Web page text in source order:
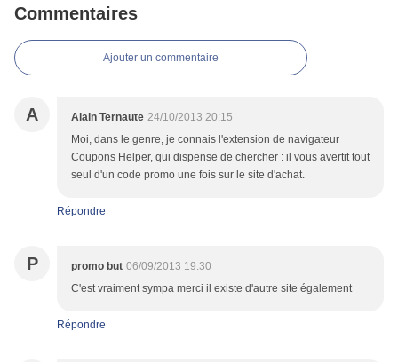
Commentaires
Ajouter un commentaire
A Alain Ternaute 24/10/2013 20:15
Moi, dans le genre, je connais l'extension de navigateur
Coupons Helper, qui dispense de chercher : il vous avertit tout
seul d'un code promo une fois sur le site d'achat.
Répondre
P promo but 06/09/2013 19:30
C'est vraiment sympa merci il existe d'autre site également
Répondre